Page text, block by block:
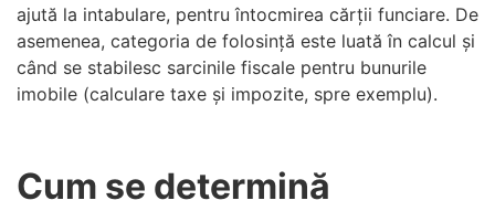
ajută la intabulare, pentru întocmirea cărții funciare. De
asemenea, categoria de folosință este luată în calcul și
când se stabilesc sarcinile fiscale pentru bunurile
imobile (calculare taxe și impozite, spre exemplu).
Cum se determină